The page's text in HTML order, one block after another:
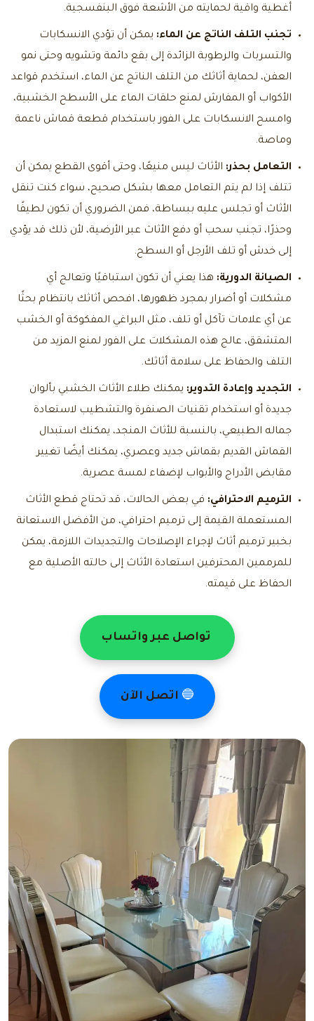
أغطية واقية لحمايته من الأشعة فوق البنفسجية.
تجنب التلف الناتج عن الماء: يمكن أن تؤدي الانسكابات
والتسربات والرطوبة الزائدة إلى بقع دائمة وتشويه وحتى نمو
العفن، لحماية أثاثك من التلف الناتج عن الماء، استخدم قواعد
الأكواب أو المفارش لمنع حلقات الماء على الأسطح الخشبية،
وامسح الانسكابات على الفور باستخدام قطعة قماش ناعمة
وماصة.
التعامل بحذر: الأثاث ليس منيعًا، وحتى أقوى القطع يمكن أن
تتلف إذا لم يتم التعامل معها بشكل صحيح، سواء كنت تنقل
الأثاث أو تجلس عليه ببساطة، فمن الضروري أن تكون لطيفًا
وحذرًا، تجنب سحب أو دفع الأثاث عبر الأرضية، لأن ذلك قد يؤدي
إلى خدش أو تلف الأرجل أو السطح.
الصيانة الدورية: هذا يعني أن تكون استباقيًا وتعالج أي
مشكلات أو أضرار بمجرد ظهورها، افحص أثاثك بانتظام بحثًا
عن أي علامات تآكل أو تلف، مثل البراغي المفكوكة أو الخشب
المتشقق، عالج هذه المشكلات على الفور لمنع المزيد من
التلف والحفاظ على سلامة أثاثك.
التجديد وإعادة التدوير: يمكنك طلاء الأثاث الخشبي بألوان
جديدة أو استخدام تقنيات الصنفرة والتشطيب لاستعادة
جماله الطبيعي، بالنسبة للأثاث المنجد، يمكنك استبدال
القماش القديم بقماش جديد وعصري، يمكنك أيضًا تغيير
مقابض الأدراج والأبواب لإضفاء لمسة عصرية.
الترميم الاحترافي: في بعض الحالات، قد تحتاج قطع الأثاث
المستعملة القيمة إلى ترميم احترافي، من الأفضل الاستعانة
بخبير ترميم أثاث لإجراء الإصلاحات والتجديدات اللازمة، يمكن
للمرممين المحترفين استعادة الأثاث إلى حالته الأصلية مع
الحفاظ على قيمته.
تواصل عبر واتساب
🔵 اتصل الآن